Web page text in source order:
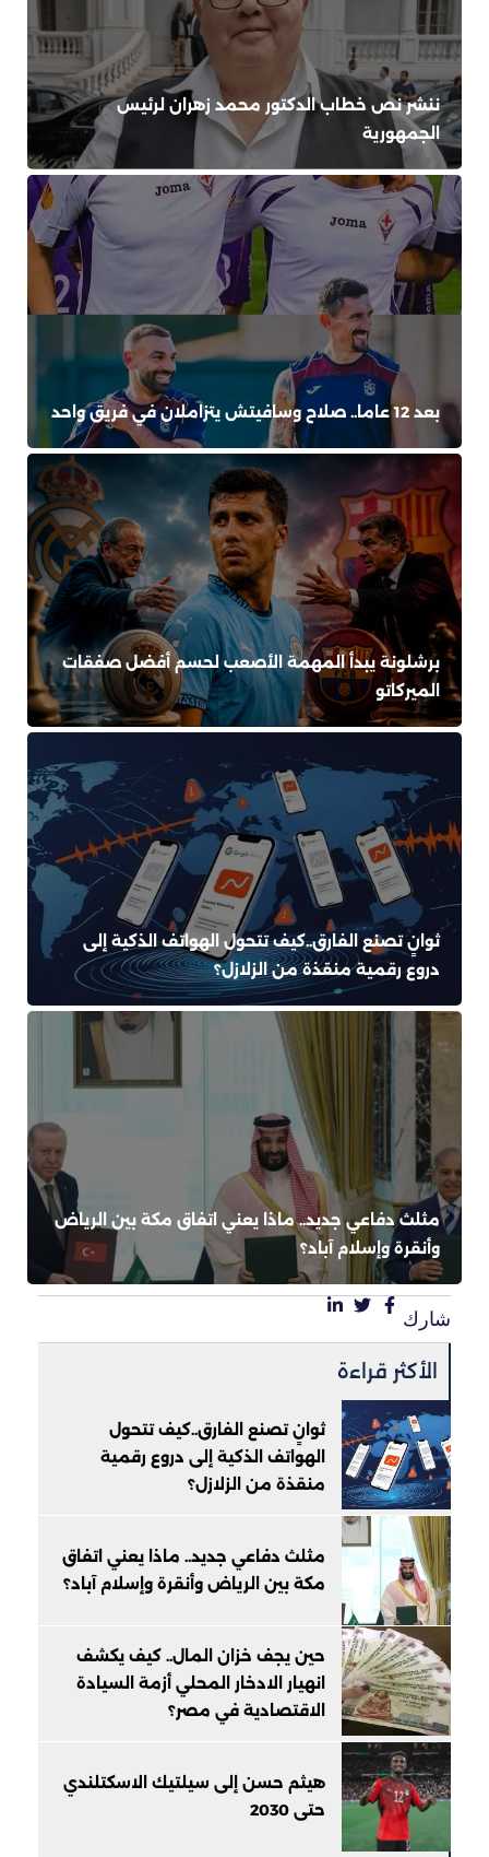
ننشر نص خطاب الدكتور محمد زهران لرئيس
الجمهورية
بعد 12 عاما.. صلاح وسافيتش يتزاملان في فريق واحد
برشلونة يبدأ المهمة الأصعب لحسم أفضل صفقات
الميركاتو
ثوانٍ تصنع الفارق..كيف تتحول الهواتف الذكية إلى
دروع رقمية منقذة من الزلازل؟
مثلث دفاعي جديد.. ماذا يعني اتفاق مكة بين الرياض
وأنقرة وإسلام آباد؟
شارك
الأكثر قراءة
ثوانٍ تصنع الفارق..كيف تتحول
الهواتف الذكية إلى دروع رقمية
منقذة من الزلازل؟
مثلث دفاعي جديد.. ماذا يعني اتفاق
مكة بين الرياض وأنقرة وإسلام آباد؟
حين يجف خزان المال.. كيف يكشف
انهيار الادخار المحلي أزمة السيادة
الاقتصادية في مصر؟
هيثم حسن إلى سيلتيك الاسكتلندي
حتى 2030